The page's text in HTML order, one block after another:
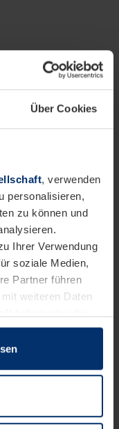
Über Cookies
, verwenden
personalisieren,
zu können und
Ihrer Verwendung
soziale Medien,
Partner führen
weiteren Daten
gesammelt
unbedingt
Typen benötigen
Sie jederzeit